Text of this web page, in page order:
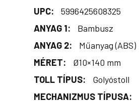
UPC:
5996425608325
ANYAG 1:
Bambusz
ANYAG 2:
Műanyag (ABS)
MÉRET:
Ø10×140 mm
TOLL TÍPUS:
Golyóstoll
MECHANIZMUS TÍPUSA: